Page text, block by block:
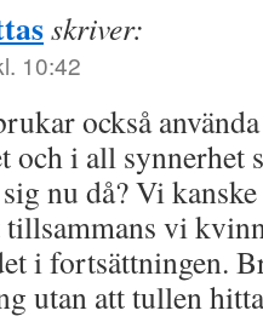
skriver:
10:42
också
och i all synnerhet
nu då? Vi
vi
i fortsättningen.
utan att tullen